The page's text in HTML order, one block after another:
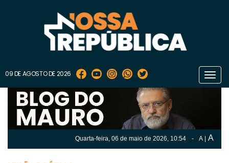
09 DE AGOSTO DE 2026
Quarta-feira, 06 de maio de 2026, 10:54 - A A